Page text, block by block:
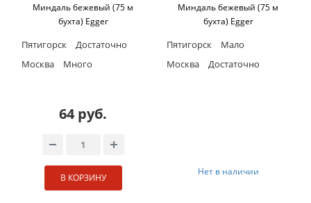
Миндаль бежевый (75 м
бухта) Egger
Пятигорск
Достаточно
Москва
Много
64 руб.
В КОРЗИНУ
Миндаль бежевый (75 м
бухта) Egger
Пятигорск
Мало
Москва
Достаточно
Нет в наличии